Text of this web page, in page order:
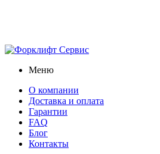
Меню
О компании
Доставка и оплата
Гарантии
FAQ
Блог
Контакты